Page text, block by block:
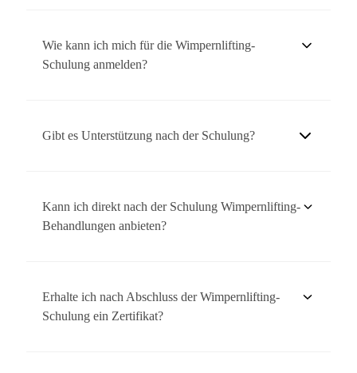
Vielzahl von Schulungen an, darunter
Gesichtsbehandlungen, Körperbehandlungen und andere
Wie kann ich mich für die Wimpernlifting-
Schulung anmelden?
Schulung für Wimpernlifting anmelden. Gerne können Sie
Gibt es Unterstützung nach der Schulung?
nach der Schulung an. Sie können auch nach der
Wimpernlifting-Schulung mit Rückfragen auf unser
Kann ich direkt nach der Schulung Wimpernlifting-
Behandlungen anbieten?
sicher und professionell durchzuführen.
Erhalte ich nach Abschluss der Wimpernlifting-
Schulung ein Zertifikat?